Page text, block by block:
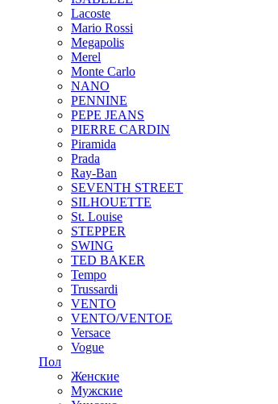
Lacoste
Mario Rossi
Megapolis
Merel
Monte Carlo
NANO
PENNINE
PEPE JEANS
PIERRE CARDIN
Piramida
Prada
Ray-Ban
SEVENTH STREET
SILHOUETTE
St. Louise
STEPPER
SWING
TED BAKER
Tempo
Trussardi
VENTO
VENTO/VENTOE
Versace
Vogue
Пол
Женские
Мужские